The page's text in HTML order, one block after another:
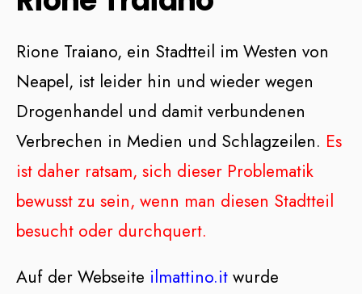
Rione Traiano, ein Stadtteil im Westen von
Neapel, ist leider hin und wieder wegen
Drogenhandel und damit verbundenen
Verbrechen in Medien und Schlagzeilen. Es
ist daher ratsam, sich dieser Problematik
bewusst zu sein, wenn man diesen Stadtteil
besucht oder durchquert.
Auf der Webseite ilmattino.it wurde